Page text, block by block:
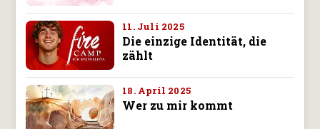
11. Juli 2025
Die einzige Identität, die
zählt
18. April 2025
Wer zu mir kommt